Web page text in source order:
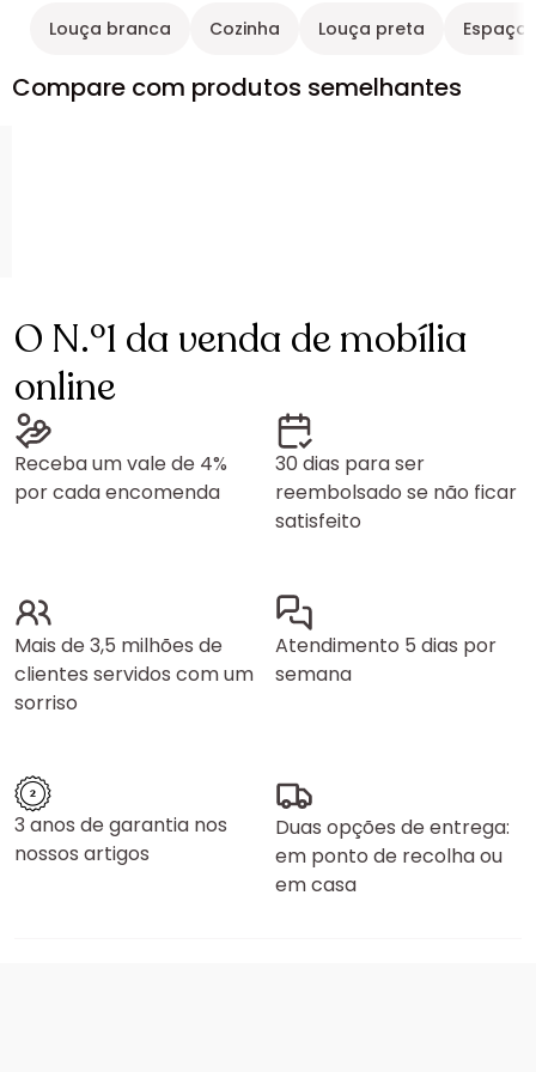
Louça branca Cozinha Louça preta
Compare com produtos semelhantes
O N.º1 da venda de mobília
online
Receba um vale de 4%
por cada encomenda
30 dias para ser
reembolsado se não ficar
satisfeito
Mais de 3,5 milhões de
clientes servidos com um
sorriso
Atendimento 5 dias por
semana
3 anos de garantia nos
nossos artigos
Duas opções de entrega:
em ponto de recolha ou
em casa